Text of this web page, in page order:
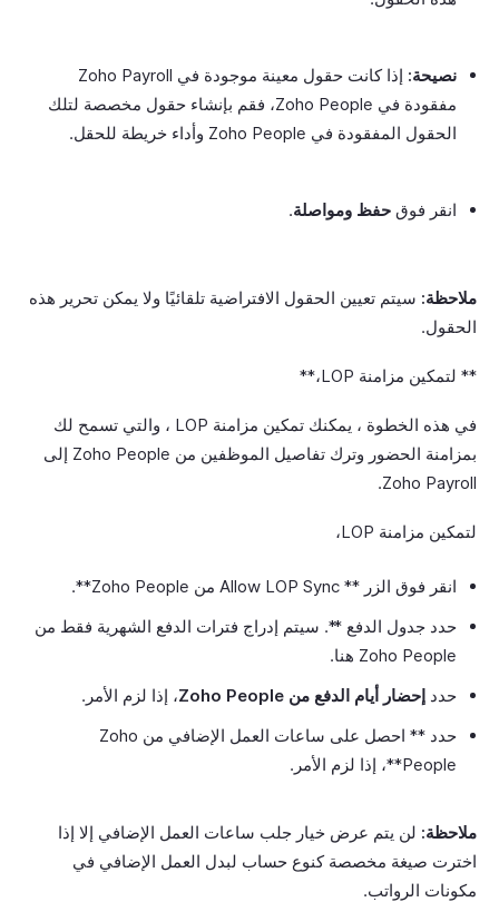
نصيحة:
إذا كانت حقول معينة موجودة في Zoho Payroll
مفقودة في Zoho People، فقم بإنشاء حقول مخصصة لتلك
الحقول المفقودة في Zoho People وأداء خريطة للحقل.
انقر فوق حفظ ومواصلة.
ملاحظة: سيتم تعيين الحقول الافتراضية تلقائيًا ولا يمكن تحرير هذه
الحقول.
** لتمكين مزامنة LOP،**
في هذه الخطوة ، يمكنك تمكين مزامنة LOP ، والتي تسمح لك
بمزامنة الحضور وترك تفاصيل الموظفين من Zoho People إلى
Zoho Payroll.
لتمكين مزامنة LOP،
انقر فوق الزر ** Allow LOP Sync من Zoho People**.
حدد جدول الدفع **. سيتم إدراج فترات الدفع الشهرية فقط من
Zoho People هنا.
حدد إحضار أيام الدفع من Zoho People
، إذا لزم الأمر.
حدد ** احصل على ساعات العمل الإضافي من Zoho
People**، إذا لزم الأمر.
ملاحظة: لن يتم عرض خيار جلب ساعات العمل الإضافي إلا إذا
اخترت صيغة مخصصة كنوع حساب لبدل العمل الإضافي في
مكونات الرواتب.